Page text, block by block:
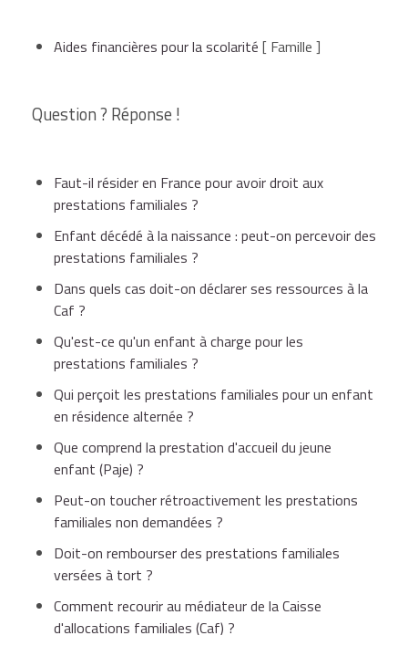
Aides financières pour la scolarité [ Famille ]
Question ? Réponse !
Faut-il résider en France pour avoir droit aux
prestations familiales ?
Enfant décédé à la naissance : peut-on percevoir des
prestations familiales ?
Dans quels cas doit-on déclarer ses ressources à la
Caf ?
Qu'est-ce qu'un enfant à charge pour les
prestations familiales ?
Qui perçoit les prestations familiales pour un enfant
en résidence alternée ?
Que comprend la prestation d'accueil du jeune
enfant (Paje) ?
Peut-on toucher rétroactivement les prestations
familiales non demandées ?
Doit-on rembourser des prestations familiales
versées à tort ?
Comment recourir au médiateur de la Caisse
d'allocations familiales (Caf) ?